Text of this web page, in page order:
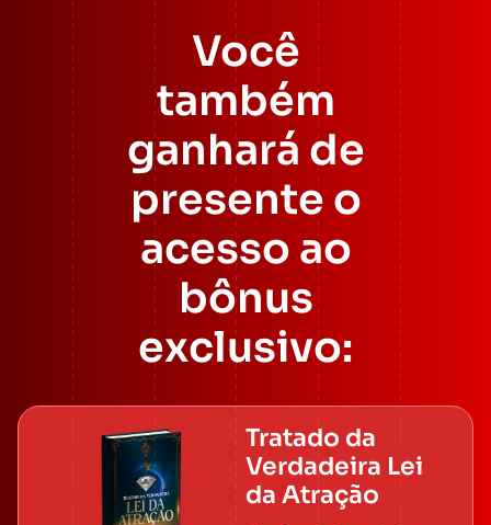
Você
também
ganhará de
presente o
acesso ao
bônus
exclusivo:
Tratado da
Verdadeira Lei
da Atração